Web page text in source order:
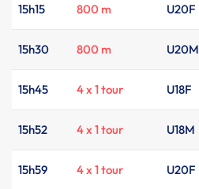
15h15 800 m U20F
15h30 800 m U20M
15h45 4 x 1 tour U18F
15h52 4 x 1 tour U18M
15h59 4 x 1 tour U20F